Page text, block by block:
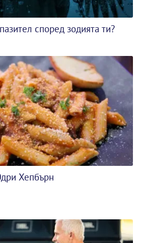
според зодията ти?
Хепбърн